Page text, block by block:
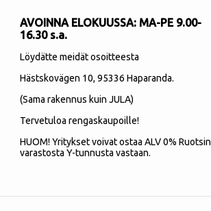
AVOINNA ELOKUUSSA: MA-PE 9.00-
16.30 s.a.
Löydätte meidät osoitteesta
Hästskovägen 10, 95336 Haparanda.
(Sama rakennus kuin JULA)
Tervetuloa rengaskaupoille!
HUOM! Yritykset voivat ostaa ALV 0% Ruotsin
varastosta Y-tunnusta vastaan.